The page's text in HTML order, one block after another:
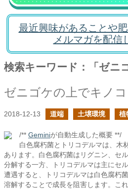
最近興味があることや
メルマガを配信
検索キーワード：「ゼニ
ゼニゴケの上でキノコ
2018-12-13 道端 土壌環境 植
/** Geminiが自動生成した概要 **/
白色腐朽菌とトリコデルマは、木
あります。白色腐朽菌はリグニン、セ
分解する一方、トリコデルマは主にセ
遭遇すると、トリコデルマは白色腐朽
溶解することで成長を阻害します。こ